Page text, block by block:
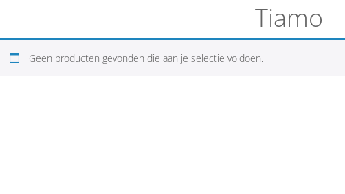
Tiamo
Geen producten gevonden die aan je selectie voldoen.